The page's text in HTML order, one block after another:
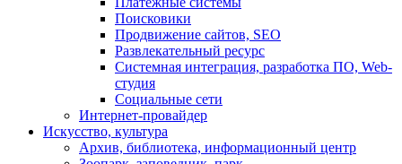
Поисковики
Продвижение сайтов, SEO
Развлекательный ресурс
Системная интеграция, разработка ПО, Web-
студия
Социальные сети
Интернет-провайдер
Искусство, культура
Архив, библиотека, информационный центр